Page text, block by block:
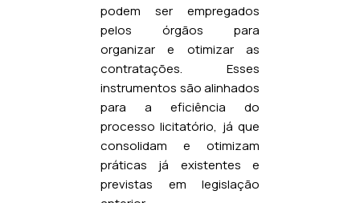
podem ser empregados
pelos órgãos para
organizar e otimizar as
contratações. Esses
instrumentos são alinhados
para a eficiência do
processo licitatório, já que
consolidam e otimizam
práticas já existentes e
previstas em legislação